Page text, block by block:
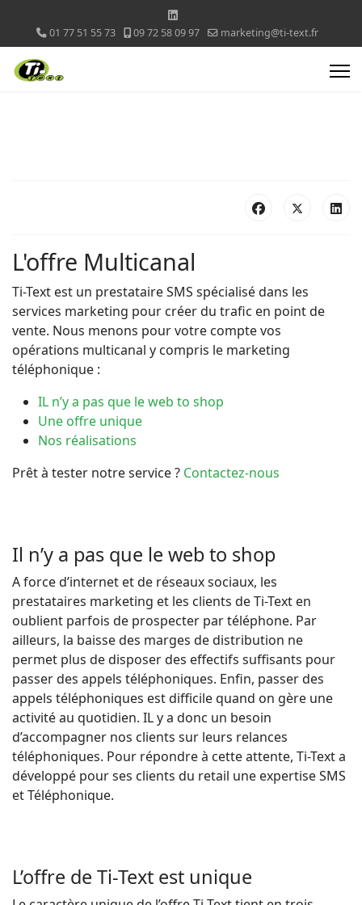
01 77 51 55 73 09 72 58 09 97 marketing@ti-text.fr
L'offre Multicanal
Ti-Text est un prestataire SMS spécialisé dans les
services marketing pour créer du trafic en point de
vente. Nous menons pour votre compte vos
opérations multicanal y compris le marketing
téléphonique :
IL n’y a pas que le web to shop
Une offre unique
Nos réalisations
Prêt à tester notre service ? Contactez-nous
Il n’y a pas que le web to shop
A force d’internet et de réseaux sociaux, les
prestataires marketing et les clients de Ti-Text en
oublient parfois de prospecter par téléphone. Par
ailleurs, la baisse des marges de distribution ne
permet plus de disposer des effectifs suffisants pour
passer des appels téléphoniques. Enfin, passer des
appels téléphoniques est difficile quand on gère une
activité au quotidien. IL y a donc un besoin
d’accompagner nos clients sur leurs relances
téléphoniques. Pour répondre à cette attente, Ti-Text a
développé pour ses clients du retail une expertise SMS
et Téléphonique.
L’offre de Ti-Text est unique